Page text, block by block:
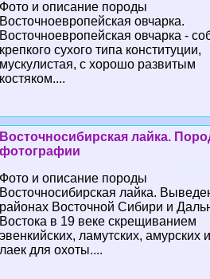
Фото и описание породы
Восточноевропейская овчарка.
Восточноевропейская овчарка -
крепкого сухого типа конституции,
мускулистая, с хорошо развитым
костяком....
Восточносибирская лайка.
фотографии
Фото и описание породы
Восточносибирская лайка.
районах Восточной Сибири и
Востока в 19 веке скрещиванием
эвенкийских, ламутских, амурских
лаек для охоты....